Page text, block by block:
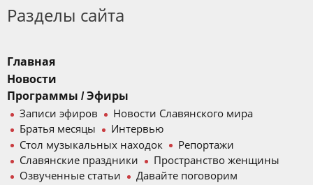
Разделы сайта
Главная
Новости
Программы / Эфиры
Записи эфиров
Новости Славянского мира
Братья месяцы
Интервью
Стол музыкальных находок
Репортажи
Славянские праздники
Пространство женщины
Озвученные статьи
Давайте поговорим